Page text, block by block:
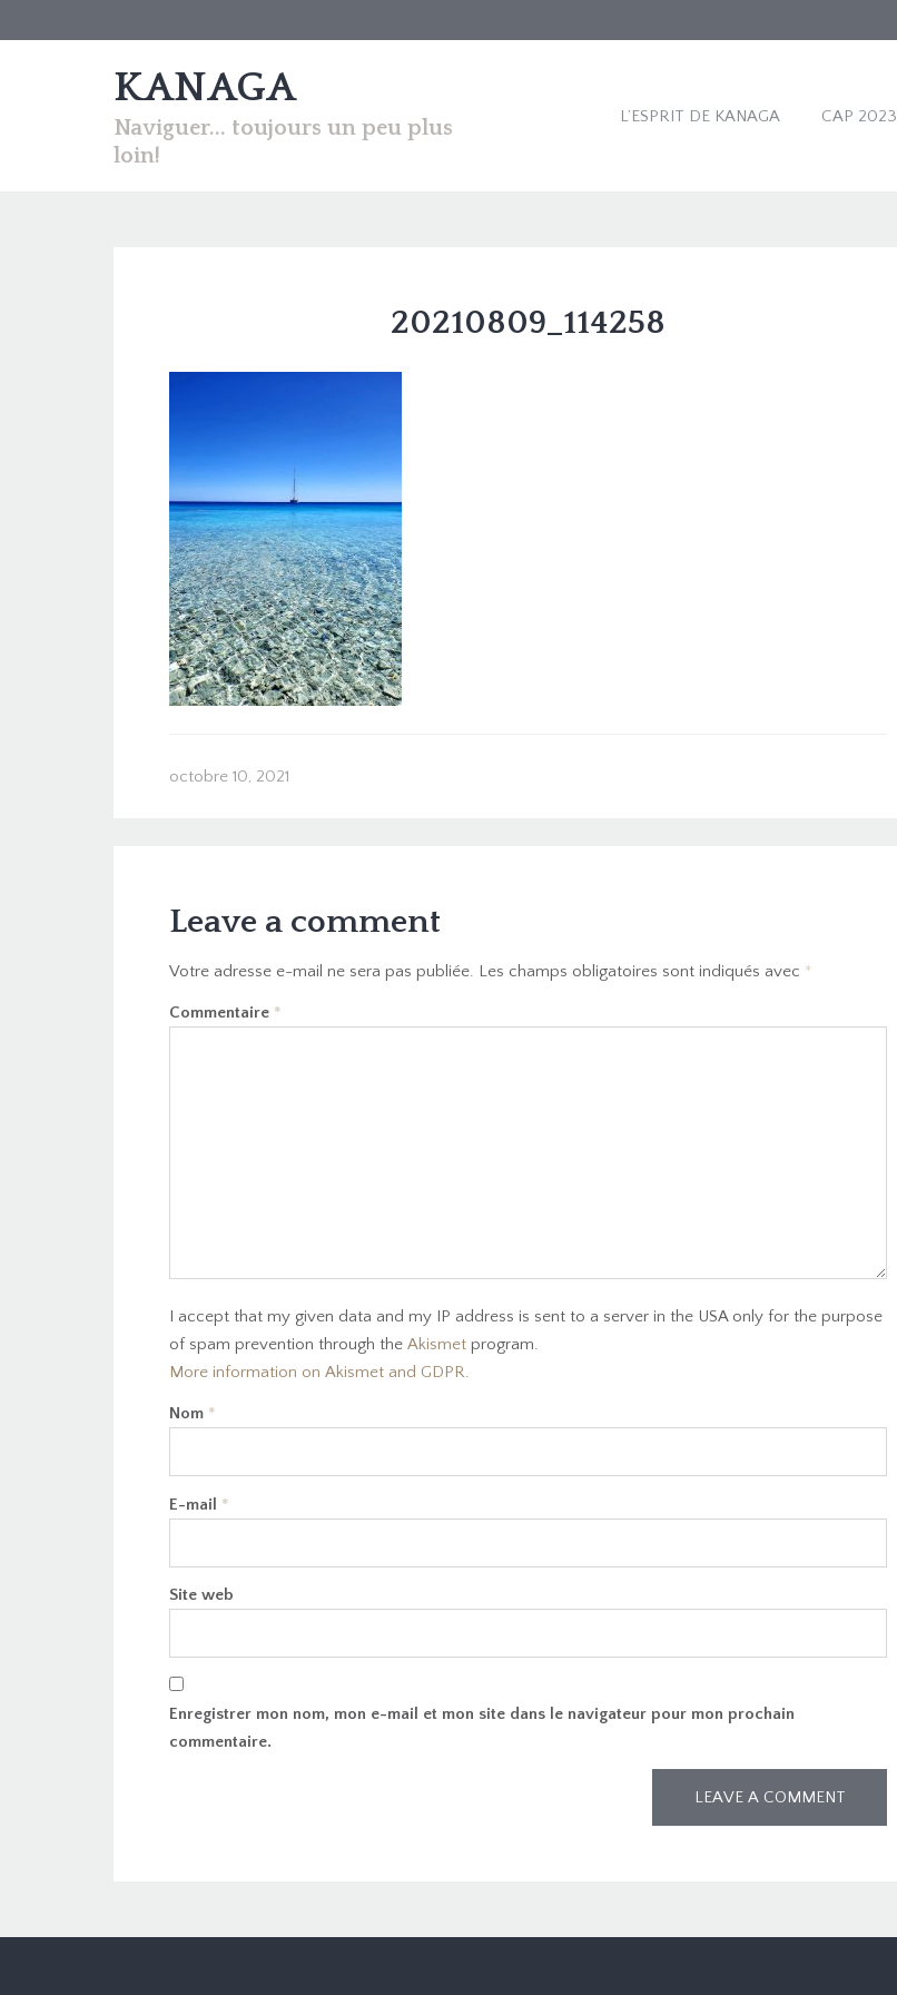
KANAGA
Naviguer... toujours un peu plus
loin!
L’ESPRIT DE KANAGA CAP 2023
20210809_114258
octobre 10, 2021
Leave a comment
Votre adresse e-mail ne sera pas publiée. Les champs obligatoires sont indiqués avec *
Commentaire *
I accept that my given data and my IP address is sent to a server in the USA only for the purpose
of spam prevention through the Akismet program.
More information on Akismet and GDPR.
Nom *
E-mail *
Site web
Enregistrer mon nom, mon e-mail et mon site dans le navigateur pour mon prochain
commentaire.